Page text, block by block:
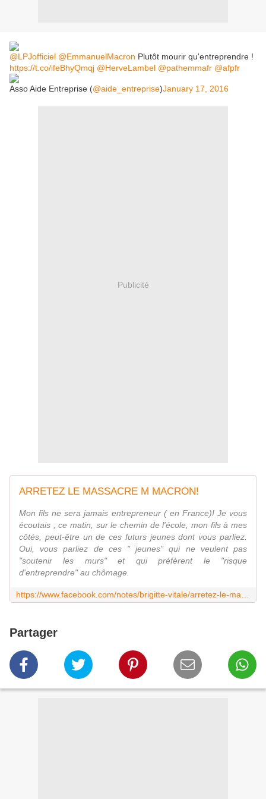
@LPJofficiel @EmmanuelMacron Plutôt mourir qu'entreprendre !
https://t.co/ifeBhyQmqj @HerveLambel @pathemmafr @afpfr
Asso Aide Entreprise (@aide_entreprise)January 17, 2016
Publicité
ARRETEZ LE MASSACRE M MACRON!
Mon fils ne sera jamais entrepreneur ( en France)! Je vous
écoutais , ce matin, sur le chemin de l'école, mon fils à mes
côtés, peut-être un de ces futurs jeunes dont vous parliez.
Oui, vous parliez de ces " jeunes" qui ne veulent pas
"soutenir les murs" et qui préfèrent le "risque
d'entreprendre" au chômage.
Partager